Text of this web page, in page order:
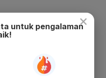
×
untuk pengalaman